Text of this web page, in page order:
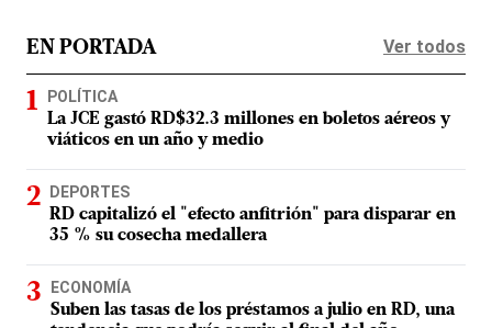
EN PORTADA Ver todos
POLÍTICA
La JCE gastó RD$32.3 millones en boletos aéreos y
viáticos en un año y medio
DEPORTES
RD capitalizó el "efecto anfitrión" para disparar en
35 % su cosecha medallera
ECONOMÍA
Suben las tasas de los préstamos a julio en RD, una